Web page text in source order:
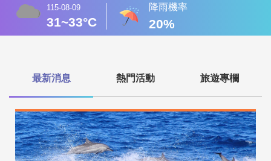
115-08-09
31~33°C
降雨機率
20%
最新消息 熱門活動 旅遊專欄